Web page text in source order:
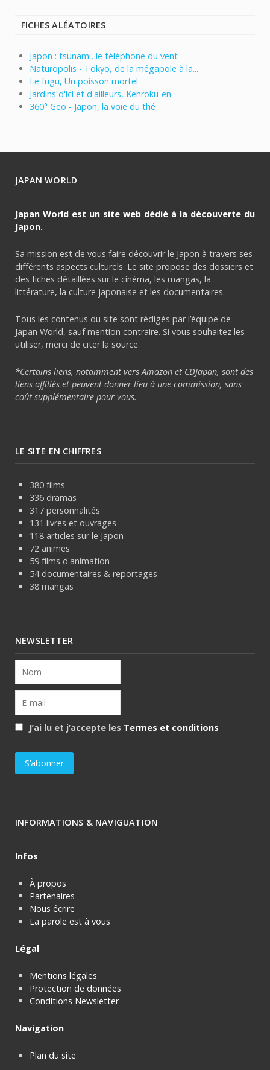
FICHES ALÉATOIRES
Japon : tsunami, le téléphone du vent
Naturopolis - Tokyo, de la mégapole à la...
Le fugu, Un poisson mortel
Jardins d'ici et d'ailleurs, Kenroku-en
360° Geo - Japon, la voie du thé
JAPAN WORLD
Japan World est un site web dédié à la découverte du
Japon.
Sa mission est de vous faire découvrir le Japon à travers ses
différents aspects culturels. Le site propose des dossiers et
des fiches détaillées sur le cinéma, les mangas, la
littérature, la culture japonaise et les documentaires.
Tous les contenus du site sont rédigés par l’équipe de
Japan World, sauf mention contraire. Si vous souhaitez les
utiliser, merci de citer la source.
*Certains liens, notamment vers Amazon et CDJapan, sont des
liens affiliés et peuvent donner lieu à une commission, sans
coût supplémentaire pour vous.
LE SITE EN CHIFFRES
380 films
336 dramas
317 personnalités
131 livres et ouvrages
118 articles sur le Japon
72 animes
59 films d'animation
54 documentaires & reportages
38 mangas
NEWSLETTER
J’ai lu et j’accepte les Termes et conditions
INFORMATIONS & NAVIGUATION
Infos
À propos
Partenaires
Nous écrire
La parole est à vous
Légal
Mentions légales
Protection de données
Conditions Newsletter
Navigation
Plan du site